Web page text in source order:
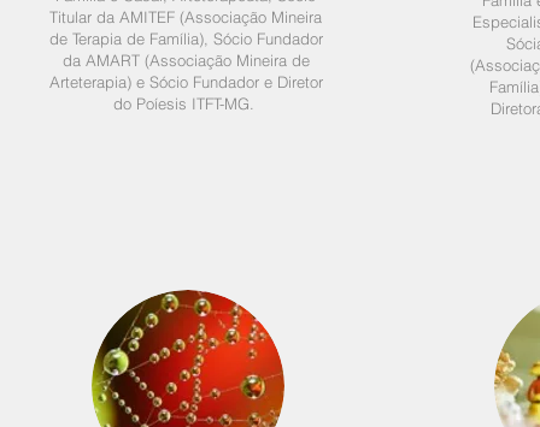
Titular da AMITEF (Associação Mineira
de Terapia de Família), Sócio Fundador
da AMART (Associação Mineira de
Arteterapia) e Sócio Fundador e Diretor
do Poíesis ITFT-MG.